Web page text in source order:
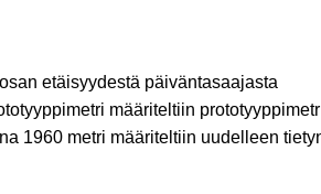
etäisyydestä päiväntasaajasta
määriteltiin
1960 metri määriteltiin uudelleen